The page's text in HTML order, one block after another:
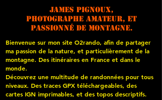
James PIGNOUX,
photographe amateur, et
passionné de montagne.
Bienvenue sur mon site O2rando, afin de partager
ma passion de la nature, et particulièrement de la
montagne. Des itinéraires en France et dans le
monde.
Découvrez une multitude de randonnées pour tous
niveaux. Des traces GPX téléchargeables, des
cartes IGN imprimables, et des topos descriptifs.